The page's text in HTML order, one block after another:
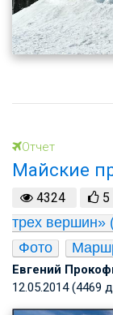
Отчет
Майские
4324 5
трех
Фото
Евгений
12.05.2014 (4469